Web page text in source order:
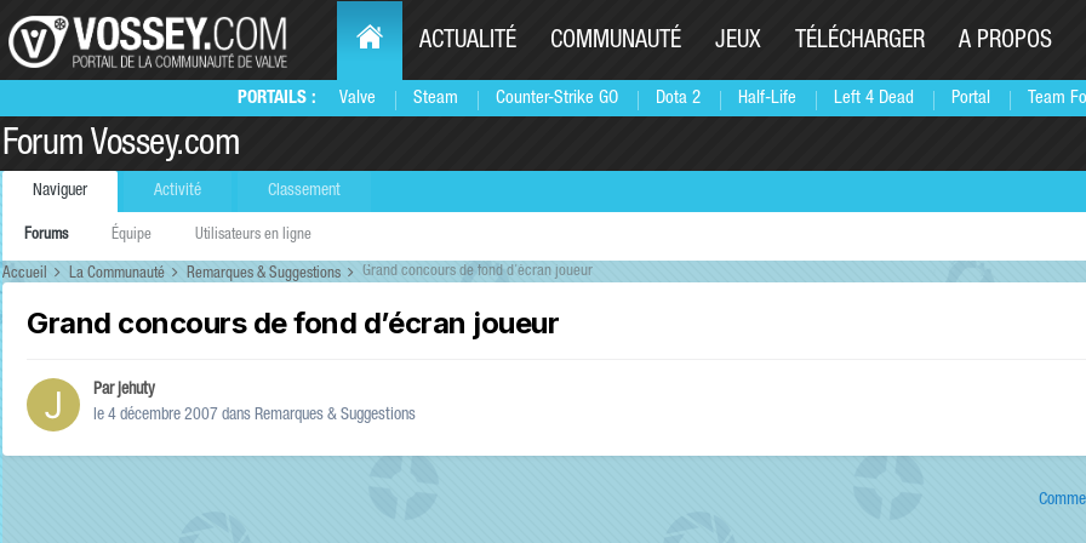
PORTAILS : Valve Steam Counter-Strike GO Dota 2 Half-Life Left 4 Dead Portal Team
ACTUALITÉ COMMUNAUTÉ JEUX TÉLÉCHARGER A PROPOS
Forum Vossey.com
Naviguer
Forums Équipe Utilisateurs en ligne
Activité Classement
Accueil La Communauté Remarques & Suggestions Grand concours de fond d’écran joueur
Grand concours de fond d’écran joueur
Par jehuty
le 4 décembre 2007 dans Remarques & Suggestions